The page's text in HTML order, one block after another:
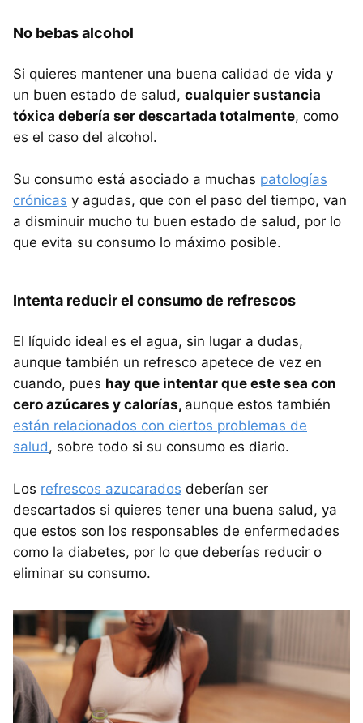
No bebas alcohol
Si quieres mantener una buena calidad de vida y
un buen estado de salud, cualquier sustancia
tóxica debería ser descartada totalmente, como
es el caso del alcohol.
Su consumo está asociado a muchas patologías
crónicas y agudas, que con el paso del tiempo, van
a disminuir mucho tu buen estado de salud, por lo
que evita su consumo lo máximo posible.
Intenta reducir el consumo de refrescos
El líquido ideal es el agua, sin lugar a dudas,
aunque también un refresco apetece de vez en
cuando, pues hay que intentar que este sea con
cero azúcares y calorías, aunque estos también
están relacionados con ciertos problemas de
salud, sobre todo si su consumo es diario.
Los refrescos azucarados deberían ser
descartados si quieres tener una buena salud, ya
que estos son los responsables de enfermedades
como la diabetes, por lo que deberías reducir o
eliminar su consumo.